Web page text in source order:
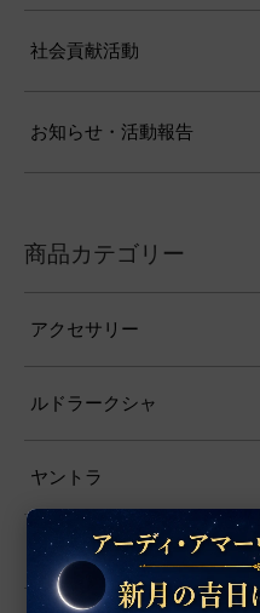
社会貢献活動
お知らせ・活動報告
商品カテゴリー
アクセサリー
ルドラークシャ
ヤントラ
数珠